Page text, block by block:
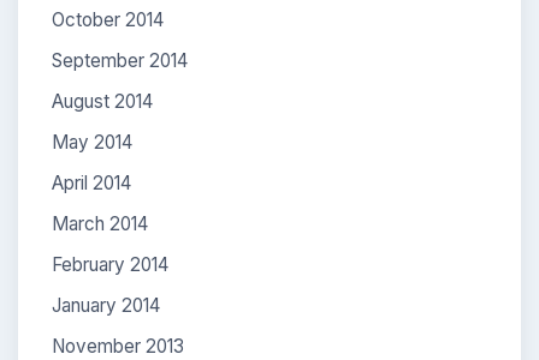
October 2014
September 2014
August 2014
May 2014
April 2014
March 2014
February 2014
January 2014
November 2013